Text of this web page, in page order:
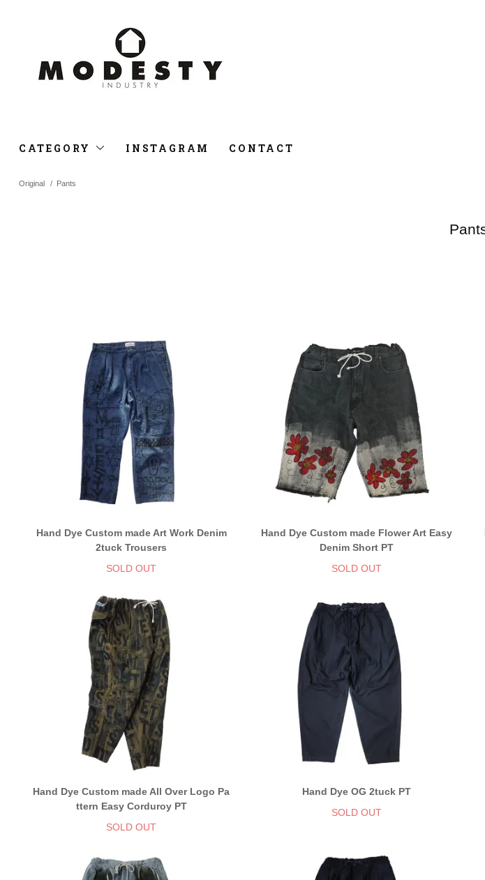
CATEGORY INSTAGRAM CONTACT
Original / Pants
Hand Dye Custom made Art Work Denim
2tuck Trousers
SOLD OUT
Hand Dye Custom made Flower Art Easy
Denim Short PT
SOLD OUT
Hand Dye Custom made All Over Logo Pa
ttern Easy Corduroy PT
SOLD OUT
Hand Dye OG 2tuck PT
SOLD OUT